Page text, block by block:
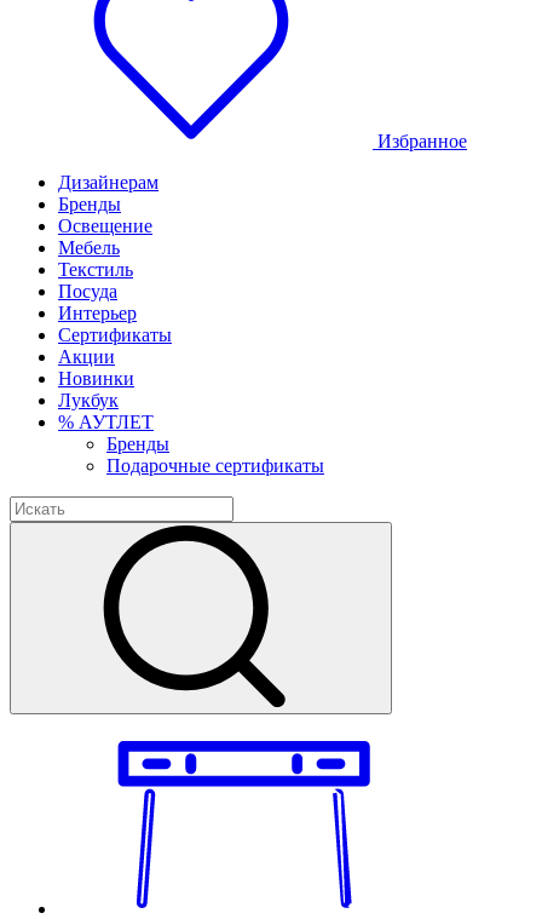
Избранное
Дизайнерам
Бренды
Освещение
Мебель
Текстиль
Посуда
Интерьер
Сертификаты
Акции
Новинки
Лукбук
% АУТЛЕТ
Бренды
Подарочные сертификаты